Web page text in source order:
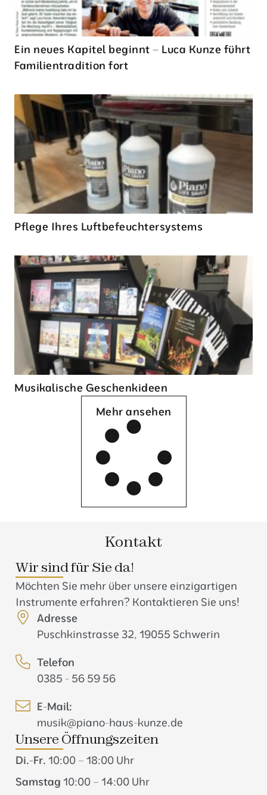
Ein neues Kapitel beginnt – Luca Kunze führt
Familientradition fort
Pflege Ihres Luftbefeuchtersystems
Musikalische Geschenkideen
Mehr ansehen
Kontakt
Wir sind für Sie da!
Möchten Sie mehr über unsere einzigartigen
Instrumente erfahren? Kontaktieren Sie uns!
Adresse
Puschkinstrasse 32, 19055 Schwerin
Telefon
0385 - 56 59 56
E-Mail:
musik@piano-haus-kunze.de
Unsere Öffnungszeiten
Di.-Fr. 10:00 – 18:00 Uhr
Samstag 10:00 – 14:00 Uhr